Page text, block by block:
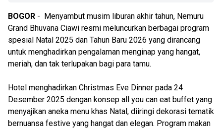
BOGOR - Menyambut musim liburan akhir tahun, Nemuru
Grand Bhuvana Ciawi resmi meluncurkan berbagai program
spesial Natal 2025 dan Tahun Baru 2026 yang dirancang
untuk menghadirkan pengalaman menginap yang hangat,
meriah, dan tak terlupakan bagi para tamu.
Hotel menghadirkan Christmas Eve Dinner pada 24
Desember 2025 dengan konsep all you can eat buffet yang
menyajikan aneka menu khas Natal, diiringi dekorasi tematik
bernuansa festive yang hangat dan elegan. Program makan